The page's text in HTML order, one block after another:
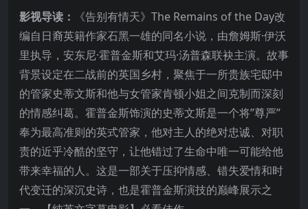
影视导读：
《告别有情天》The Remains of the Day改
编自日裔英籍作家石黑一雄的同名小说，由詹姆斯·伊沃
里执导，安东尼·霍普金斯和艾玛·汤普森联袂主演。故事
背景设定在二战前的英国乡村，聚焦于一所贵族宅邸中
的管家史蒂文斯和他与女管家肯顿小姐之间克制而深刻
的情感纠葛。霍普金斯饰演的史蒂文斯是一个将”尊严”
奉为最高准则的英式管家，他对主人的绝对忠诚、对职
责的近乎冷酷的坚守，让他错过了生命中唯一可能给他
带来幸福的人。这是一部关于压抑情感、错失爱情和时
代变迁的深沉史诗，也是霍普金斯演技的巅峰展示之